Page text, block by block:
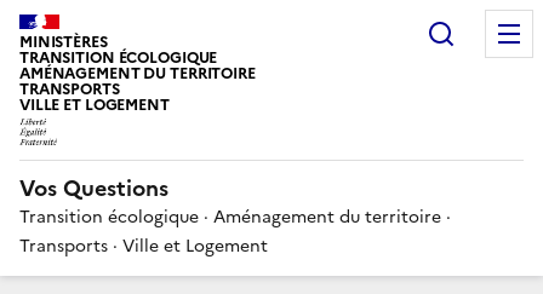
MINISTÈRES
TRANSITION ÉCOLOGIQUE
AMÉNAGEMENT DU TERRITOIRE
TRANSPORTS
VILLE ET LOGEMENT
Vos Questions
Transition écologique · Aménagement du territoire ·
Transports · Ville et Logement